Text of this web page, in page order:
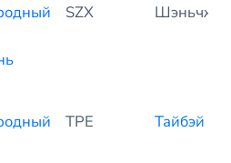
SZX
TPE Тайбэй